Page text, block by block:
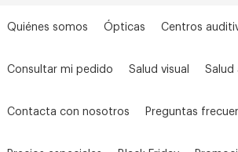
Quiénes somos Ópticas Centros
Consultar mi pedido Salud visual Salud
Contacta con nosotros Preguntas